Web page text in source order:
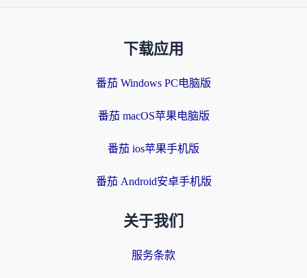
下载应用
番茄 Windows PC电脑版
番茄 macOS苹果电脑版
番茄 ios苹果手机版
番茄 Android安卓手机版
关于我们
服务条款